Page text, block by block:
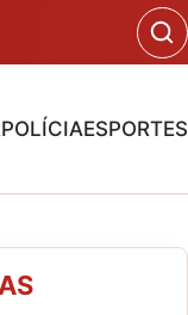
POLÍCIAESPORTES